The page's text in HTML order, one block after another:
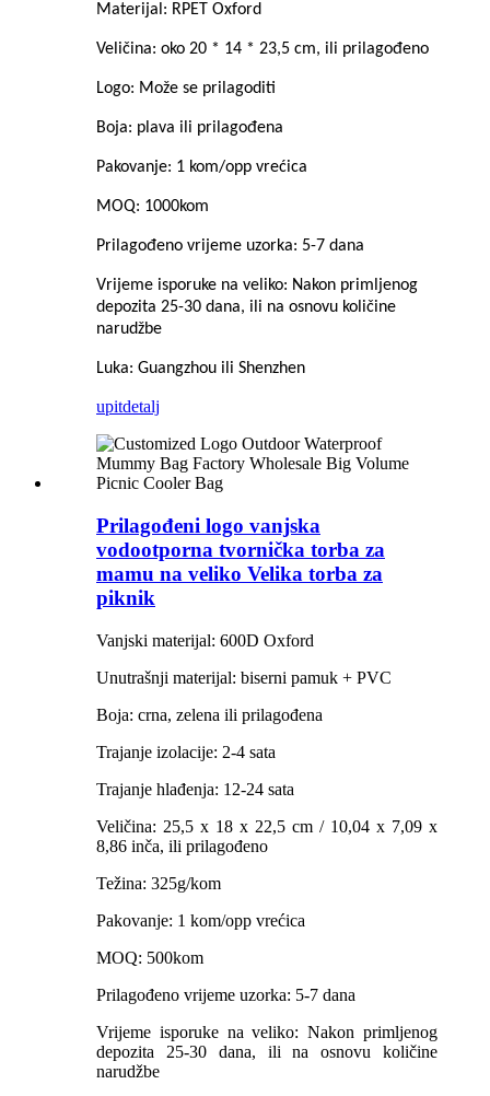
Materijal: RPET Oxford
Veličina: oko 20 * 14 * 23,5 cm, ili prilagođeno
Logo: Može se prilagoditi
Boja: plava ili prilagođena
Pakovanje: 1 kom/opp vrećica
MOQ: 1000kom
Prilagođeno vrijeme uzorka: 5-7 dana
Vrijeme isporuke na veliko: Nakon primljenog
depozita 25-30 dana, ili na osnovu količine
narudžbe
Luka: Guangzhou ili Shenzhen
upitdetalj
Prilagođeni logo vanjska
vodootporna tvornička torba za
mamu na veliko Velika torba za
piknik
Vanjski materijal: 600D Oxford
Unutrašnji materijal: biserni pamuk + PVC
Boja: crna, zelena ili prilagođena
Trajanje izolacije: 2-4 sata
Trajanje hlađenja: 12-24 sata
Veličina: 25,5 x 18 x 22,5 cm / 10,04 x 7,09 x
8,86 inča, ili prilagođeno
Težina: 325g/kom
Pakovanje: 1 kom/opp vrećica
MOQ: 500kom
Prilagođeno vrijeme uzorka: 5-7 dana
Vrijeme isporuke na veliko: Nakon primljenog
depozita 25-30 dana, ili na osnovu količine
narudžbe